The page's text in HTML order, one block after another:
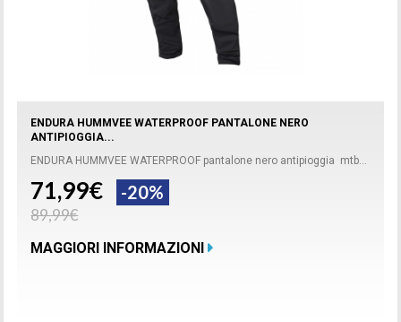
ENDURA HUMMVEE WATERPROOF PANTALONE NERO
ANTIPIOGGIA...
ENDURA HUMMVEE WATERPROOF pantalone nero antipioggia mtb...
71,99€ -20%
89,99€
MAGGIORI INFORMAZIONI